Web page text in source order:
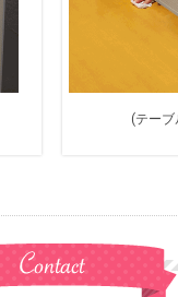
(テー